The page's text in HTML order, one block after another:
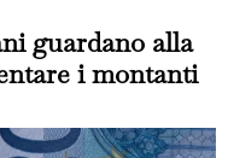
guardano alla
i montanti